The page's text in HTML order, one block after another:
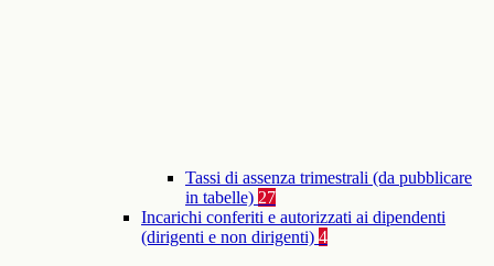
Tassi di assenza trimestrali (da pubblicare
in tabelle) 27
Incarichi conferiti e autorizzati ai dipendenti
(dirigenti e non dirigenti) 4